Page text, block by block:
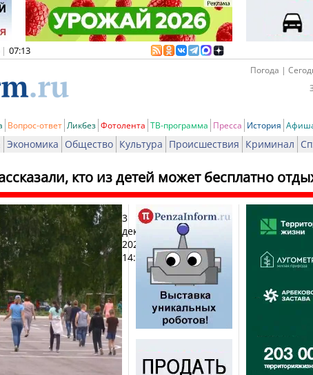
| 07:13
Погода |
Вопрос-ответ Ликбез Фотолента ТВ-программа Пресса История
Экономика Общество Культура Происшествия Криминал
кто из детей может бесплатно
3
декабря
2022,
14:14
Печать